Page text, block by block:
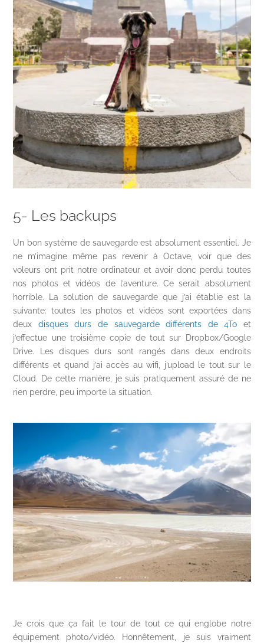
5- Les backups
Un bon système de sauvegarde est absolument essentiel. Je
ne m’imagine même pas revenir à Octave, voir que des
voleurs ont prit notre ordinateur et avoir donc perdu toutes
nos photos et vidéos de l’aventure. Ce serait absolument
horrible. La solution de sauvegarde que j’ai établie est la
suivante: toutes les photos et vidéos sont exportées dans
deux disques durs de sauvegarde différents de 4To et
j’effectue une troisième copie de tout sur Dropbox/Google
Drive. Les disques durs sont rangés dans deux endroits
différents et quand j’ai accès au wifi, j’upload le tout sur le
Cloud. De cette manière, je suis pratiquement assuré de ne
rien perdre, peu importe la situation.
Je crois que ça fait le tour de tout ce qui englobe notre
équipement photo/vidéo. Honnêtement, je suis vraiment